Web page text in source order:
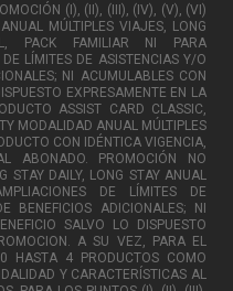
(I), (II), (III), (IV), (V), (VI)
MÚLTIPLES VIAJES, LONG
PACK FAMILIAR NI PARA
LÍMITES DE ASISTENCIAS Y/O
NI ACUMULABLES CON
EXPRESAMENTE EN LA
ASSIST CARD CLASSIC,
MODALIDAD ANUAL MÚLTIPLES
CON IDÉNTICA VIGENCIA,
ABONADO. PROMOCIÓN NO
STAY DAILY, LONG STAY ANUAL
DE LÍMITES DE
BENEFICIOS ADICIONALES; NI
SALVO LO DISPUESTO
A SU VEZ, PARA EL
HASTA 4 PRODUCTOS COMO
Y CARACTERÍSTICAS AL